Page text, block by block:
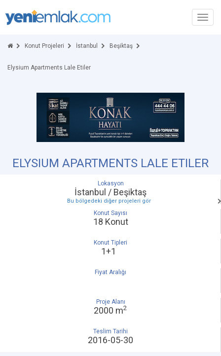
Konut Projeleri İstanbul Beşiktaş
Elysium Apartments Lale Etiler
ELYSIUM APARTMENTS LALE ETILER
Lokasyon
İstanbul / Beşiktaş
Bu bölgedeki diğer projeleri gör
Konut Sayısı
18 Konut
Konut Tipleri
1+1
Fiyat Aralığı
Proje Alanı
2000 m2
Teslim Tarihi
2016-05-30